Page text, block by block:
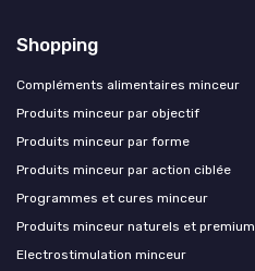
Shopping
Compléments alimentaires minceur
Produits minceur par objectif
Produits minceur par forme
Produits minceur par action ciblée
Programmes et cures minceur
Produits minceur naturels et premium
Electrostimulation minceur